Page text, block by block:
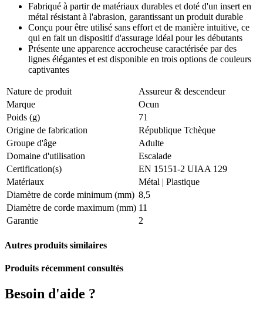
Fabriqué à partir de matériaux durables et doté d'un insert en
métal résistant à l'abrasion, garantissant un produit durable
Conçu pour être utilisé sans effort et de manière intuitive, ce
qui en fait un dispositif d'assurage idéal pour les débutants
Présente une apparence accrocheuse caractérisée par des
lignes élégantes et est disponible en trois options de couleurs
captivantes
Nature de produit
Assureur & descendeur
Marque
Ocun
Poids (g)
71
Origine de fabrication
République Tchèque
Groupe d'âge
Adulte
Domaine d'utilisation
Escalade
Certification(s)
EN 15151-2 UIAA 129
Matériaux
Métal | Plastique
Diamètre de corde minimum (mm) 8,5
Diamètre de corde maximum (mm) 11
Garantie
2
Autres produits similaires
Produits récemment consultés
Besoin d'aide ?